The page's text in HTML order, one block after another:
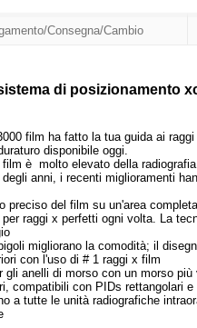
Consegna/Cambio
di posizionamento
film ha fatto la tua guida ai
disponibile oggi.
film è molto elevato della
anni, i recenti miglioramenti
preciso del film su un'area
raggi x perfetti ogni volta. La
migliorano la comodità; il
con l'uso di # 1 raggi x film
anelli di morso con un morso più
compatibili con PIDs rettangolari
a tutte le unità radiografiche